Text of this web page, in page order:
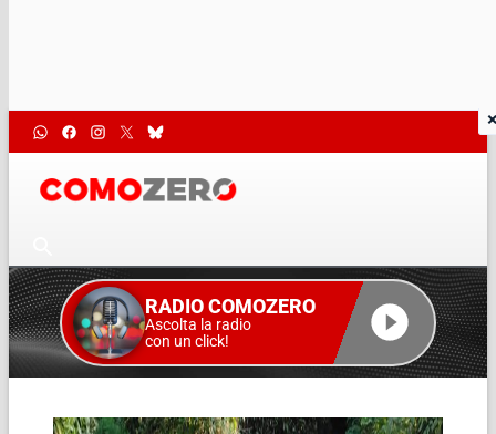
RADIO COMOZERO
Ascolta la radio
con un click!